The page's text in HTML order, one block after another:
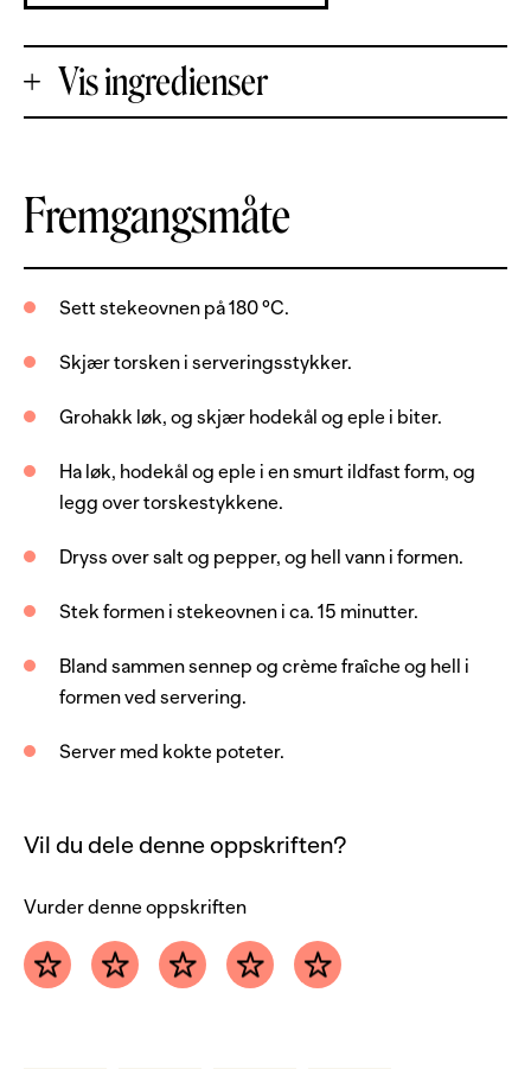
Vis ingredienser
Porsjoner
800 g
torskefilet, uten skinn og bein
epler
2 dl
vann
1 ss
sennep, grov
1 dl
crème fraîche
salt og pepper
Server med
Fremgangsmåte
Sett stekeovnen på 180 °C.
Skjær torsken i serveringsstykker.
Grohakk løk, og skjær hodekål og eple i biter.
Ha løk, hodekål og eple i en smurt ildfast form, og
legg over torskestykkene.
Dryss over salt og pepper, og hell vann i formen.
Stek formen i stekeovnen i ca. 15 minutter.
Bland sammen sennep og crème fraîche og hell i
formen ved servering.
Server med kokte poteter.
Vil du dele denne oppskriften?
Vurder denne oppskriften